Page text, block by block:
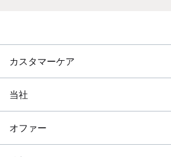
カスタマーケア
当社
オファー